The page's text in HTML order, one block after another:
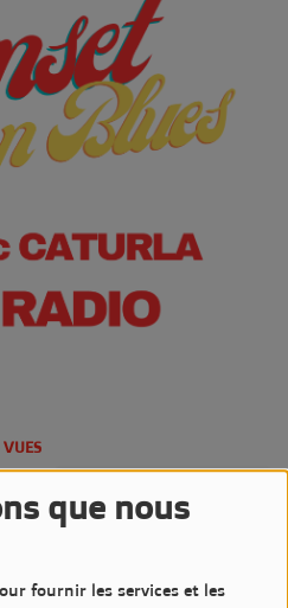
que nous
fournir les services et les
Sunset Jazz'n Blues